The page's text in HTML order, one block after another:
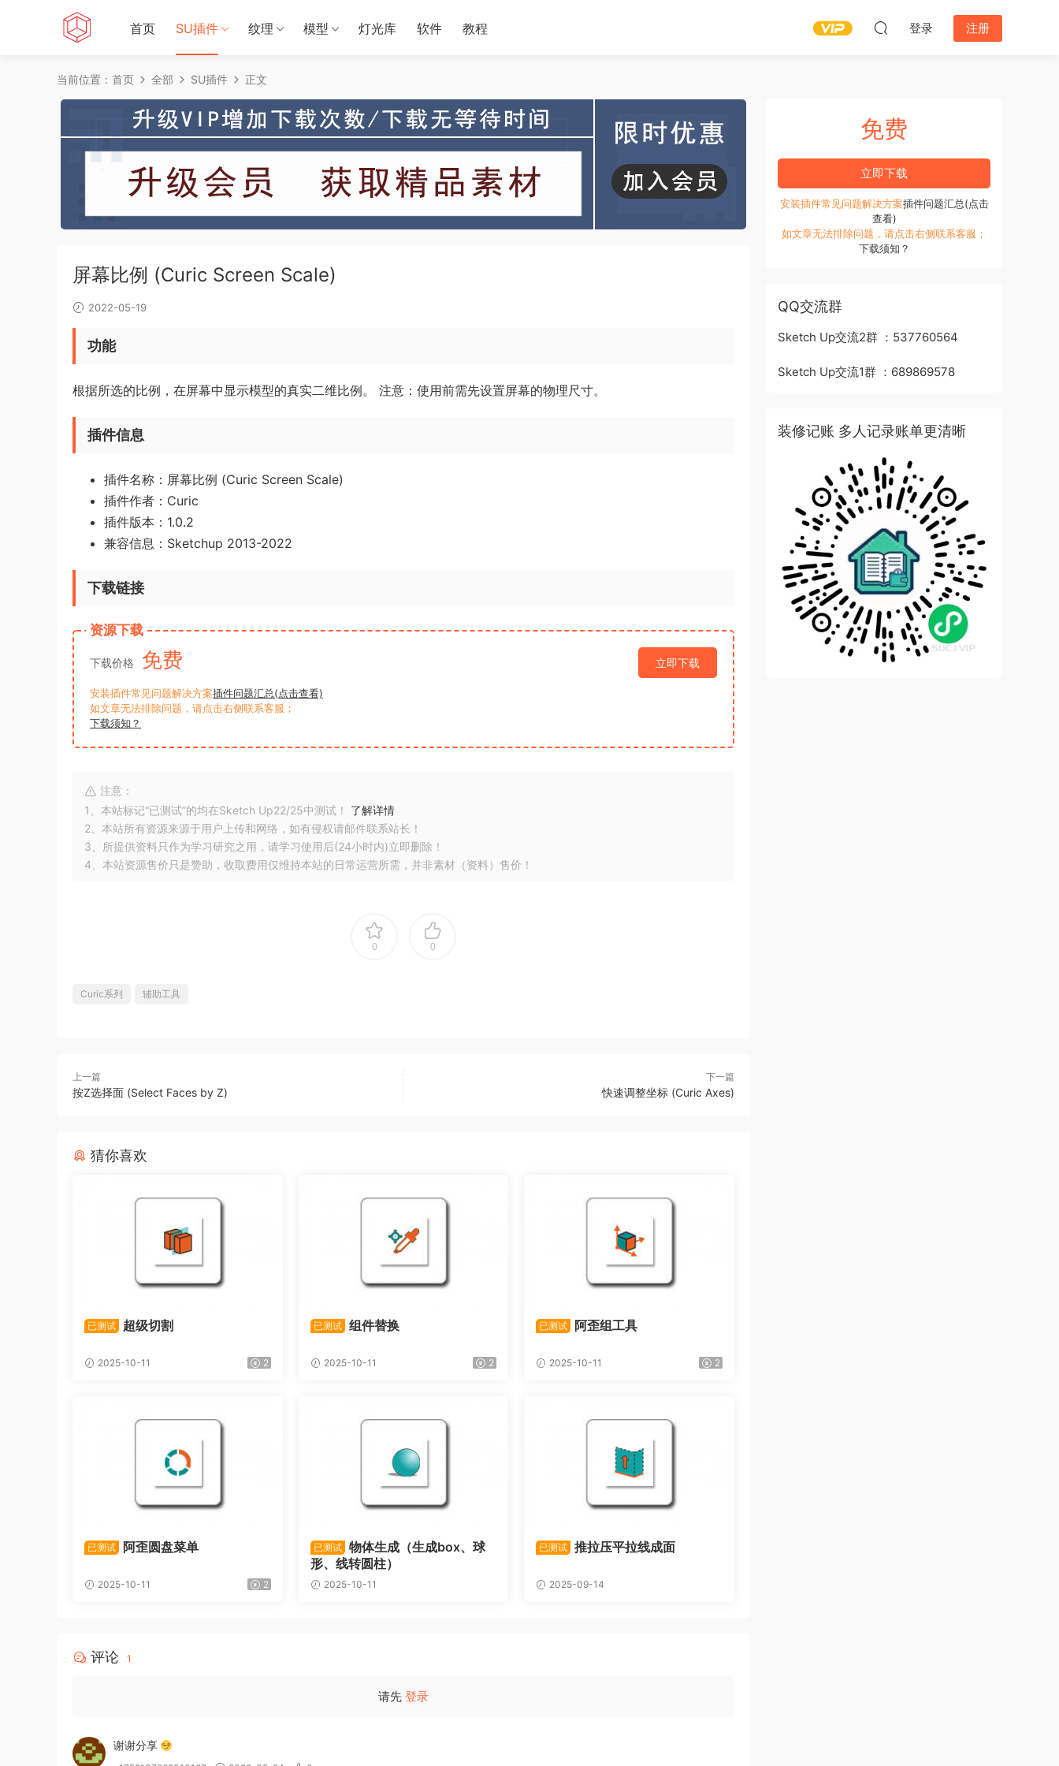
首页 SU插件 纹理 模型 灯光库 软件 教程 登录 注册
当前位置： 首页 全部 SU插件 正文
屏幕比例 (Curic Screen Scale)
2022-05-19
功能
根据所选的比例，在屏幕中显示模型的真实二维比例。 注意：使用前需先设置屏幕的物理尺寸。
插件信息
插件名称：屏幕比例 (Curic Screen Scale)
插件作者：Curic
插件版本：1.0.2
兼容信息：Sketchup 2013-2022
下载链接
资源下载
下载价格 免费 立即下载
安装插件常见问题解决方案插件问题汇总(点击查看)
如文章无法排除问题，请点击右侧联系客服；
下载须知？
注意：
1、本站标记“已测试”的均在Sketch Up22/25中测试！ 了解详情
2、本站所有资源来源于用户上传和网络，如有侵权请邮件联系站长！
3、所提供资料只作为学习研究之用，请学习使用后(24小时内)立即删除！
4、本站资源售价只是赞助，收取费用仅维持本站的日常运营所需，并非素材（资料）售价！
0 0
Curic系列 辅助工具
上一篇
按Z选择面 (Select Faces by Z)
下一篇
快速调整坐标 (Curic Axes)
猜你喜欢
已测试 超级切割
2025-10-11 2
已测试 组件替换
2025-10-11 2
已测试 阿歪组工具
2025-10-11 2
已测试 阿歪圆盘菜单
2025-10-11 2
已测试
物体生成（生成box、球
形、线转圆柱）
2025-10-11
已测试 推拉压平拉线成面
2025-09-14
评论 1
请先 登录
谢谢分享
免费
立即下载
安装插件常见问题解决方案插件问题汇总(点击
查看)
如文章无法排除问题，请点击右侧联系客服；
下载须知？
QQ交流群
Sketch Up交流2群 ：537760564
Sketch Up交流1群 ：689869578
装修记账 多人记录账单更清晰